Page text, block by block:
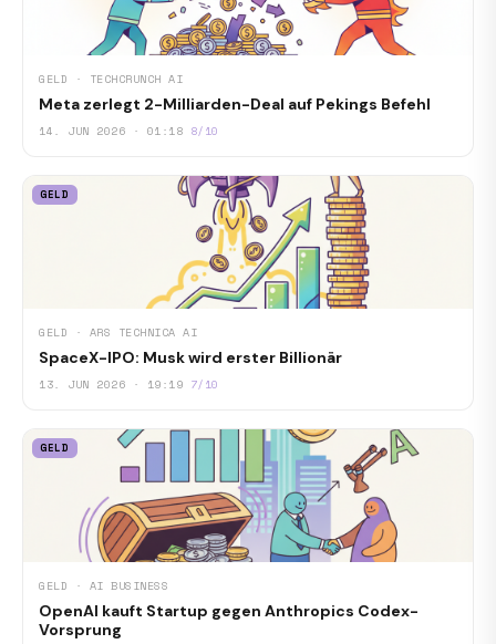
GELD · TECHCRUNCH AI
Meta zerlegt 2-Milliarden-Deal auf Pekings Befehl
14. JUN 2026 · 01:18 8/10
GELD
GELD · ARS TECHNICA AI
SpaceX-IPO: Musk wird erster Billionär
13. JUN 2026 · 19:19 7/10
GELD
GELD · AI BUSINESS
OpenAI kauft Startup gegen Anthropics Codex-
Vorsprung